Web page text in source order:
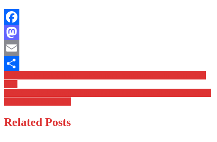
Facebook
Mastodon
Email
Share
Navigasi
pos
Related Posts